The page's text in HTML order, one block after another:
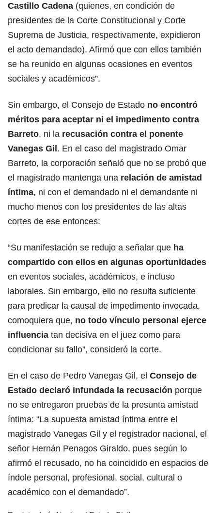
Castillo Cadena (quienes, en condición de
presidentes de la Corte Constitucional y Corte
Suprema de Justicia, respectivamente, expidieron
el acto demandado). Afirmó que con ellos también
se ha reunido en algunas ocasiones en eventos
sociales y académicos”.
Sin embargo, el Consejo de Estado no encontró
méritos para aceptar ni el impedimento contra
Barreto, ni la recusación contra el ponente
Vanegas Gil. En el caso del magistrado Omar
Barreto, la corporación señaló que no se probó que
el magistrado mantenga una relación de amistad
íntima, ni con el demandado ni el demandante ni
mucho menos con los presidentes de las altas
cortes de ese entonces:
“Su manifestación se redujo a señalar que ha
compartido con ellos en algunas oportunidades
en eventos sociales, académicos, e incluso
laborales. Sin embargo, ello no resulta suficiente
para predicar la causal de impedimento invocada,
comoquiera que, no todo vínculo personal ejerce
influencia tan decisiva en el juez como para
condicionar su fallo”, consideró la corte.
En el caso de Pedro Vanegas Gil, el Consejo de
Estado declaró infundada la recusación porque
no se entregaron pruebas de la presunta amistad
íntima: “La supuesta amistad íntima entre el
magistrado Vanegas Gil y el registrador nacional, el
señor Hernán Penagos Giraldo, pues según lo
afirmó el recusado, no ha coincidido en espacios de
índole personal, profesional, social, cultural o
académico con el demandado”.